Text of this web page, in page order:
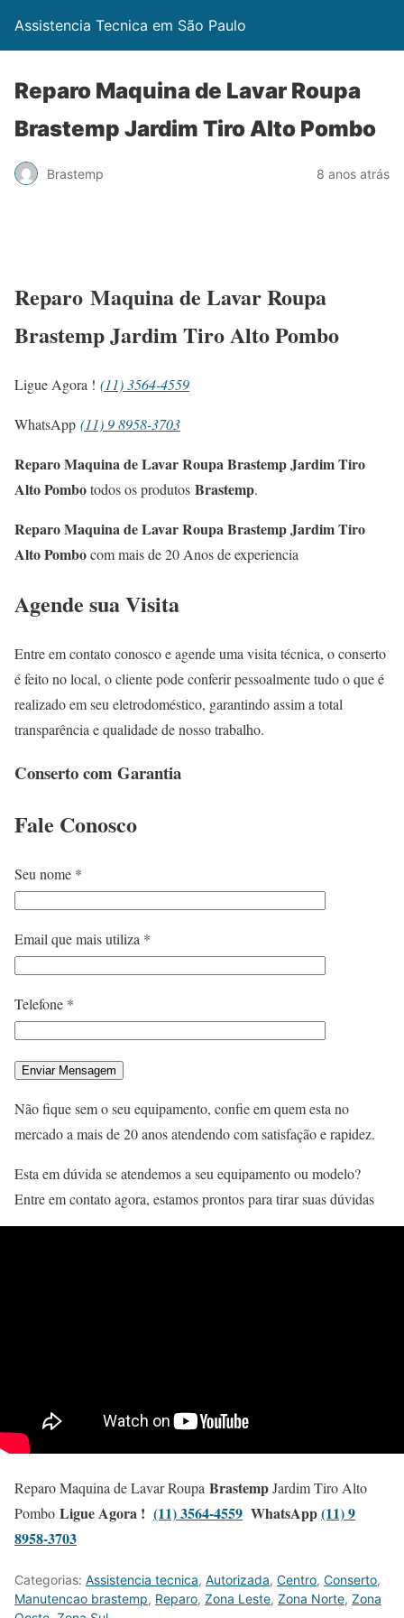
Assistencia Tecnica em São Paulo
Reparo Maquina de Lavar Roupa
Brastemp Jardim Tiro Alto Pombo
Brastemp 8 anos atrás
Reparo Maquina de Lavar Roupa
Brastemp Jardim Tiro Alto Pombo
Ligue Agora ! (11) 3564-4559
WhatsApp (11) 9 8958-3703
Reparo Maquina de Lavar Roupa Brastemp Jardim Tiro
Alto Pombotodos os produtos Brastemp.
Reparo Maquina de Lavar Roupa Brastemp Jardim Tiro
Alto Pombocom mais de 20 Anos de experiencia
Agende sua Visita
Entre em contato conosco e agende uma visita técnica, o conserto
é feito no local, o cliente pode conferir pessoalmente tudo o que é
realizado em seu eletrodoméstico, garantindo assim a total
transparência e qualidade de nosso trabalho.
Conserto com Garantia
Fale Conosco
Seu nome *
Email que mais utiliza *
Telefone *
Não fique sem o seu equipamento, confie em quem esta no
mercado a mais de 20 anos atendendo com satisfação e rapidez.
Esta em dúvida se atendemos a seu equipamento ou modelo?
Entre em contato agora, estamos prontos para tirar suas dúvidas
Reparo Maquina de Lavar Roupa BrastempJardim Tiro Alto
Pombo Ligue Agora ! (11) 3564-4559 WhatsApp(11) 9
8958-3703
Categorias: Assistencia tecnica, Autorizada, Centro, Conserto,
Manutencao brastemp, Reparo, Zona Leste, Zona Norte, Zona